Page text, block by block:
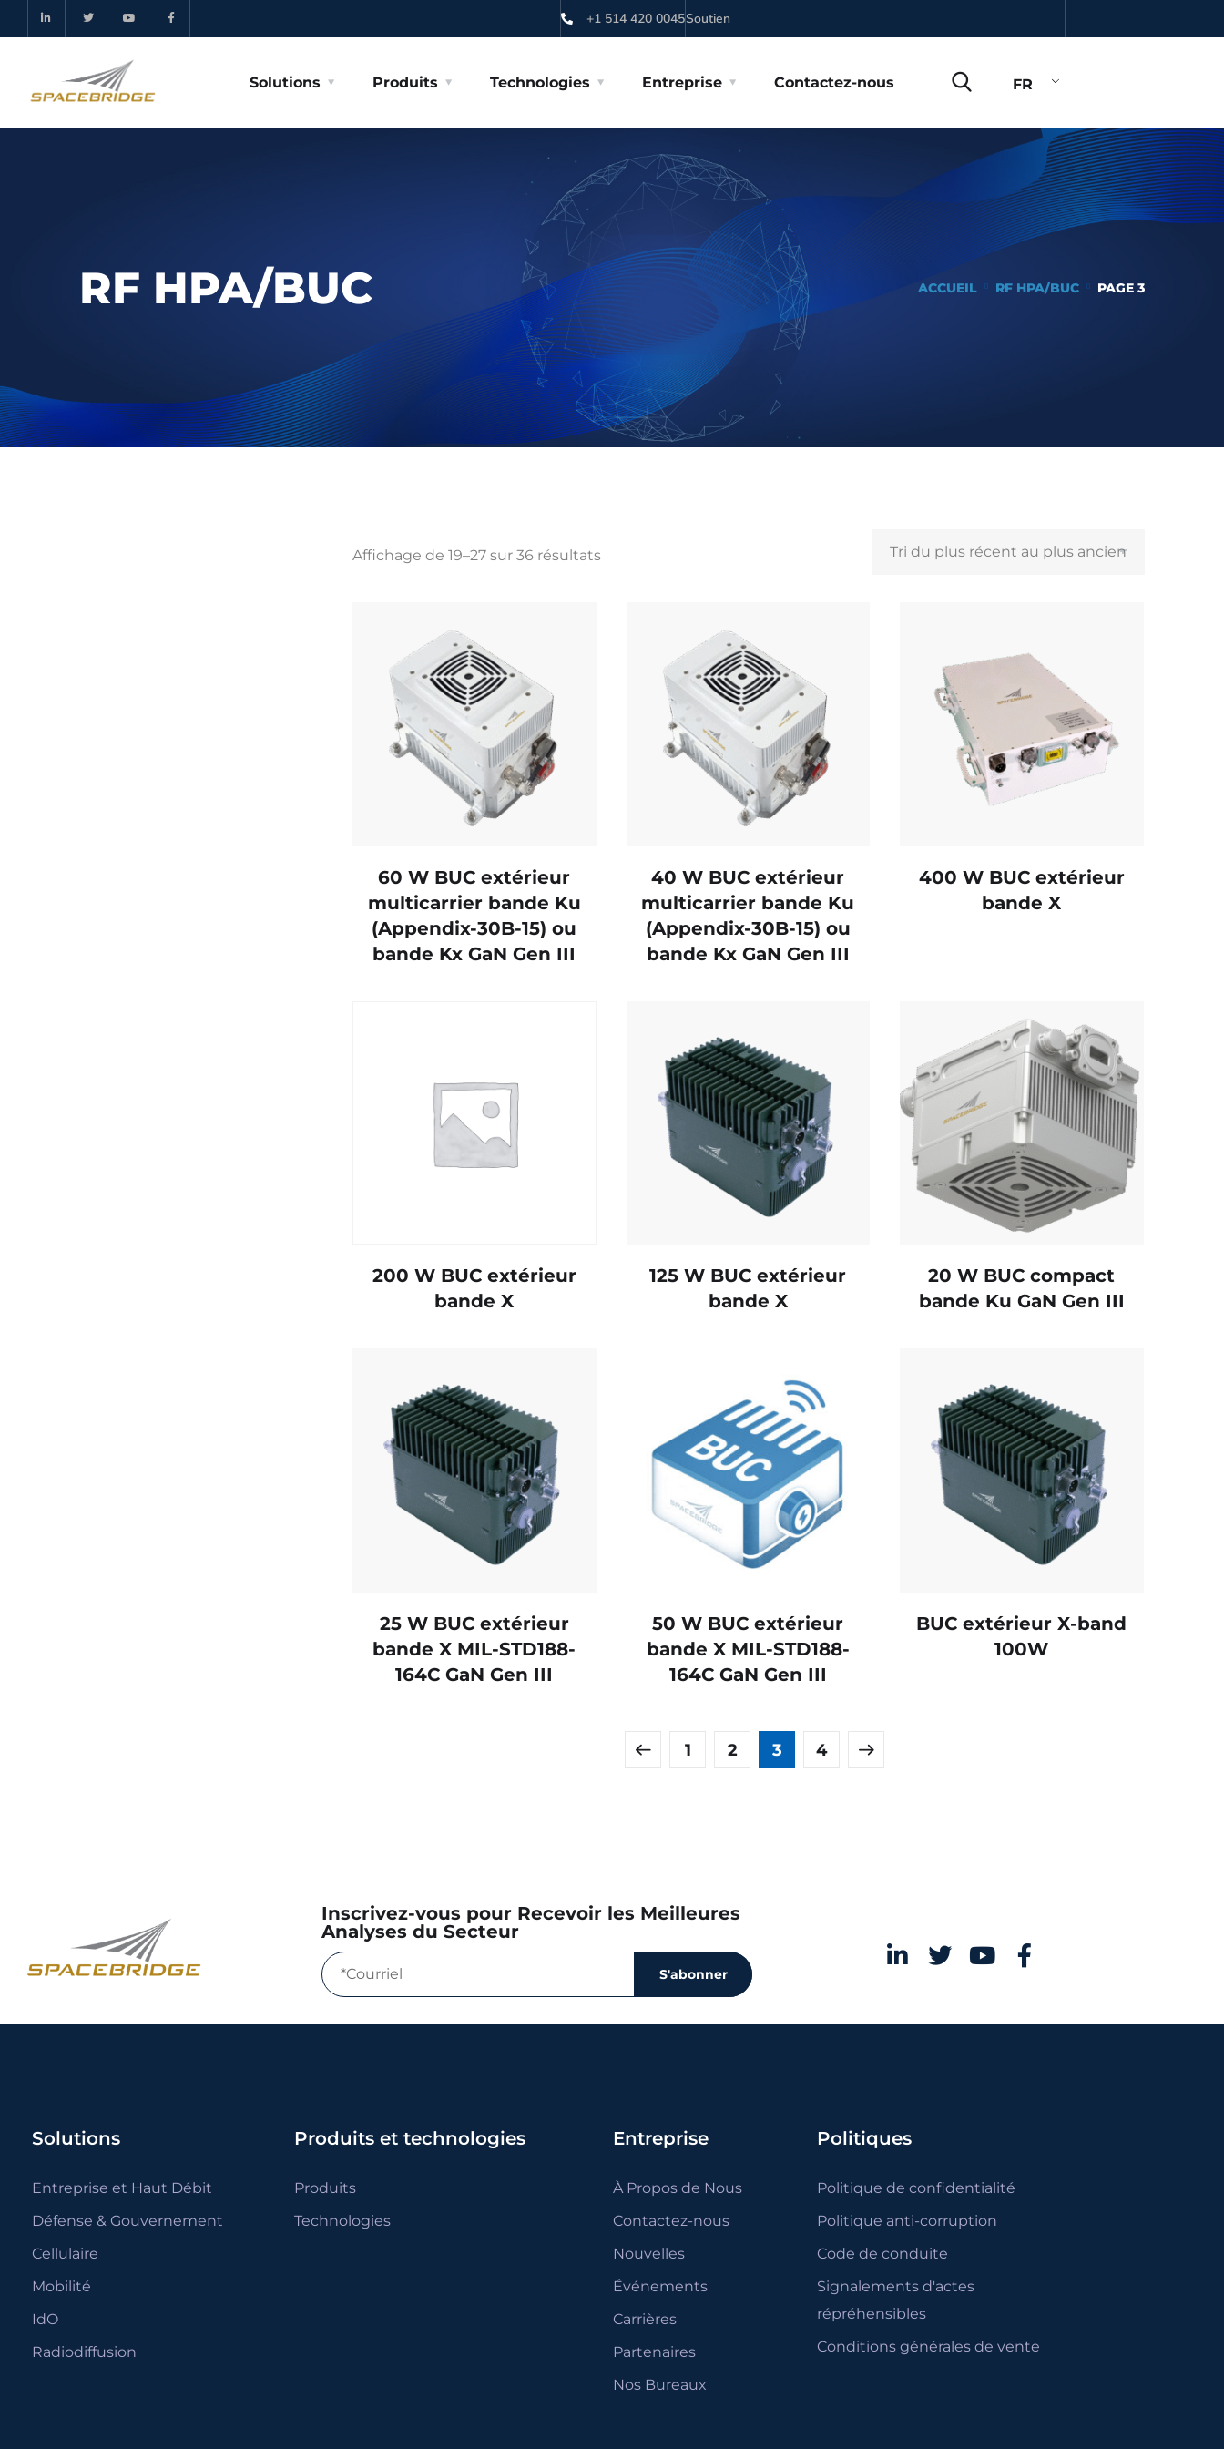
+1 514 420 0045Soutien
Solutions Produits Technologies Entreprise Contactez-nous FR
RF HPA/BUC ACCUEIL RF HPA/BUC PAGE 3
Affichage de 19–27 sur 36 résultats
60 W BUC extérieur
multicarrier bande Ku
(Appendix-30B-15) ou
bande Kx GaN Gen III
40 W BUC extérieur
multicarrier bande Ku
(Appendix-30B-15) ou
bande Kx GaN Gen III
400 W BUC extérieur
bande X
200 W BUC extérieur
bande X
125 W BUC extérieur
bande X
20 W BUC compact
bande Ku GaN Gen III
25 W BUC extérieur
bande X MIL-STD188-
164C GaN Gen III
50 W BUC extérieur
bande X MIL-STD188-
164C GaN Gen III
BUC extérieur X-band
100W
1 2 3 4
Inscrivez-vous pour Recevoir les Meilleures
Analyses du Secteur
S'abonner
Solutions
Entreprise et Haut Débit
Défense & Gouvernement
Cellulaire
Mobilité
IdO
Radiodiffusion
Produits et technologies
Produits
Technologies
Entreprise
À Propos de Nous
Contactez-nous
Nouvelles
Événements
Carrières
Partenaires
Nos Bureaux
Politiques
Politique de confidentialité
Politique anti-corruption
Code de conduite
Signalements d'actes
répréhensibles
Conditions générales de vente